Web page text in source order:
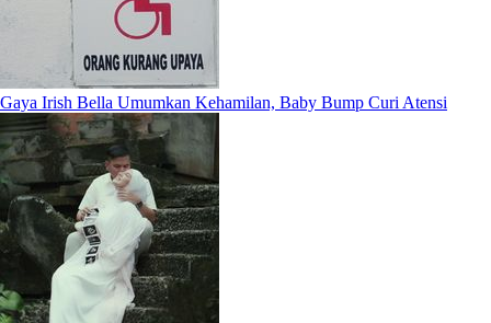
Gaya Irish Bella Umumkan Kehamilan, Baby Bump Curi Atensi